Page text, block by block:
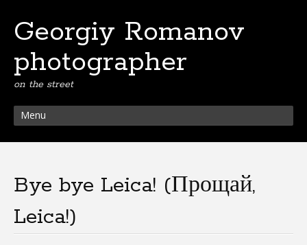
Georgiy Romanov
photographer
on the street
Menu
Bye bye Leica! (Прощай,
Leica!)